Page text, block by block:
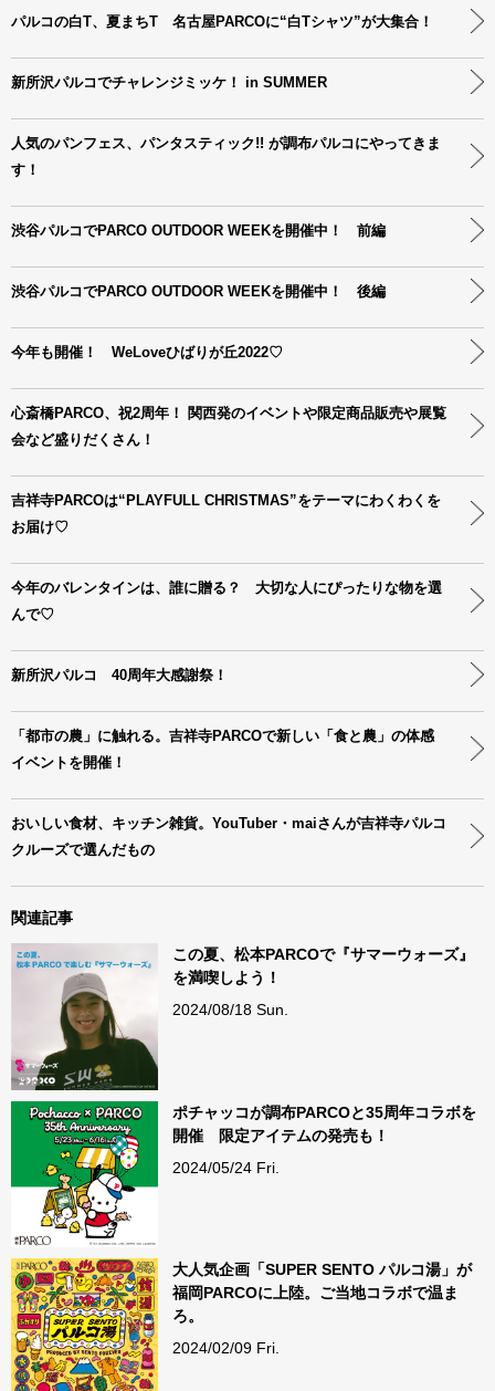
パルコの白T、夏まちT 名古屋PARCOに“白Tシャツ”が大集合！
新所沢パルコでチャレンジミッケ！ in SUMMER
人気のパンフェス、パンタスティック!! が調布パルコにやってきま
す！
渋谷パルコでPARCO OUTDOOR WEEKを開催中！ 前編
渋谷パルコでPARCO OUTDOOR WEEKを開催中！ 後編
今年も開催！ WeLoveひばりが丘2022♡
心斎橋PARCO、祝2周年！ 関西発のイベントや限定商品販売や展覧
会など盛りだくさん！
吉祥寺PARCOは“PLAYFULL CHRISTMAS”をテーマにわくわくを
お届け♡
今年のバレンタインは、誰に贈る？ 大切な人にぴったりな物を選
んで♡
新所沢パルコ 40周年大感謝祭！
「都市の農」に触れる。吉祥寺PARCOで新しい「食と農」の体感
イベントを開催！
おいしい食材、キッチン雑貨。YouTuber・maiさんが吉祥寺パルコ
クルーズで選んだもの
関連記事
この夏、松本PARCOで『サマーウォーズ』
を満喫しよう！
2024/08/18 Sun.
ポチャッコが調布PARCOと35周年コラボを
開催 限定アイテムの発売も！
2024/05/24 Fri.
大人気企画「SUPER SENTO パルコ湯」が
福岡PARCOに上陸。ご当地コラボで温ま
ろ。
2024/02/09 Fri.